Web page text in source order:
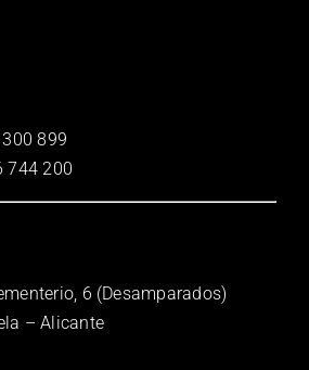
899
744 200
6 (Desamparados)
– Alicante